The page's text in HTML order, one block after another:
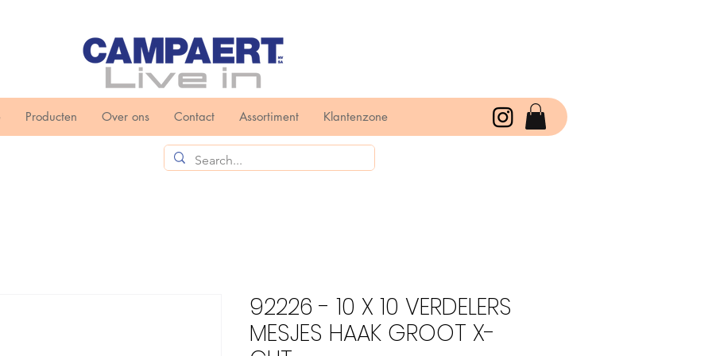
Producten Over ons Contact Assortiment Klantenzone
92226 - 10 X 10 VERDELERS
MESJES HAAK GROOT X-